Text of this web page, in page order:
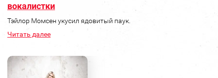
вокалистки
Тэйлор Момсен укусил ядовитый паук.
Читать далее